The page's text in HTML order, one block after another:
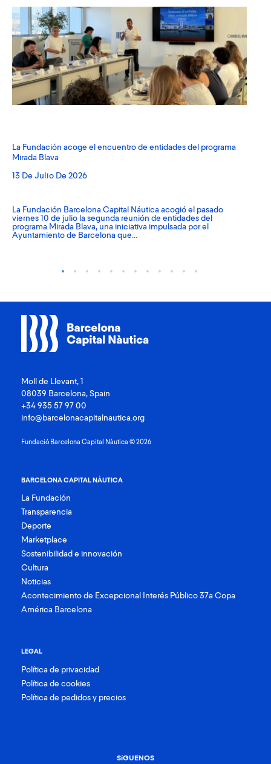
La Fundación acoge el encuentro de entidades del programa
Mirada Blava
13 De Julio De 2026
La Fundación Barcelona Capital Náutica acogió el pasado
viernes 10 de julio la segunda reunión de entidades del
programa Mirada Blava, una iniciativa impulsada por el
Ayuntamiento de Barcelona que…
Moll de Llevant, 1
08039 Barcelona, Spain
+34 935 57 97 00
info@barcelonacapitalnautica.org
Fundació Barcelona Capital Nàutica © 2026
BARCELONA CAPITAL NÀUTICA
La Fundación
Transparencia
Deporte
Marketplace
Sostenibilidad e innovación
Cultura
Noticias
Acontecimiento de Excepcional Interés Público 37a Copa
América Barcelona
LEGAL
Política de privacidad
Política de cookies
Política de pedidos y precios
SíGUENOS